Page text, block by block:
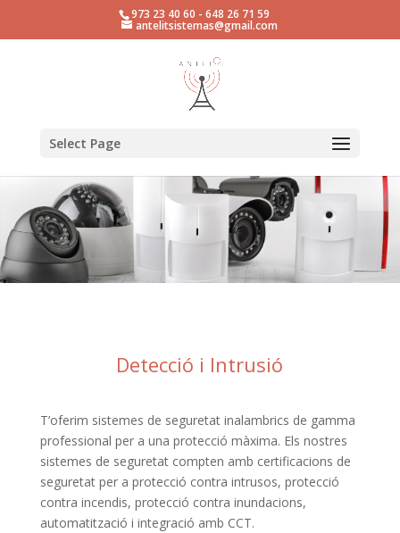
973 23 40 60 - 648 26 71 59
antelitsistemas@gmail.com
Select Page
Detecció i Intrusió
T’oferim sistemes de seguretat inalambrics de gamma
professional per a una protecció màxima. Els nostres
sistemes de seguretat compten amb certificacions de
seguretat per a protecció contra intrusos, protecció
contra incendis, protecció contra inundacions,
automatització i integració amb CCT.